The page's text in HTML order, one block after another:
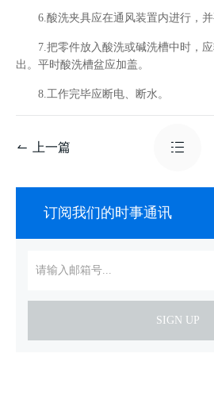
6.酸洗夹具应在通风装置内进行，并
7.把零件放入酸洗或碱洗槽中时，应
出。平时酸洗槽盆应加盖。
8.工作完毕应断电、断水。
上一篇
订阅我们的时事通讯
SIGN UP